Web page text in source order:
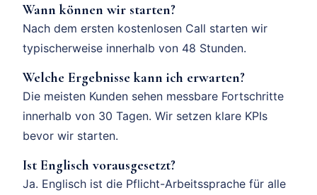
Wann können wir starten?
Nach dem ersten kostenlosen Call starten wir
typischerweise innerhalb von 48 Stunden.
Welche Ergebnisse kann ich erwarten?
Die meisten Kunden sehen messbare Fortschritte
innerhalb von 30 Tagen. Wir setzen klare KPIs
bevor wir starten.
Ist Englisch vorausgesetzt?
Ja. Englisch ist die Pflicht-Arbeitssprache für alle